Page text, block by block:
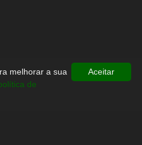
Aceitar
melhorar a sua
de